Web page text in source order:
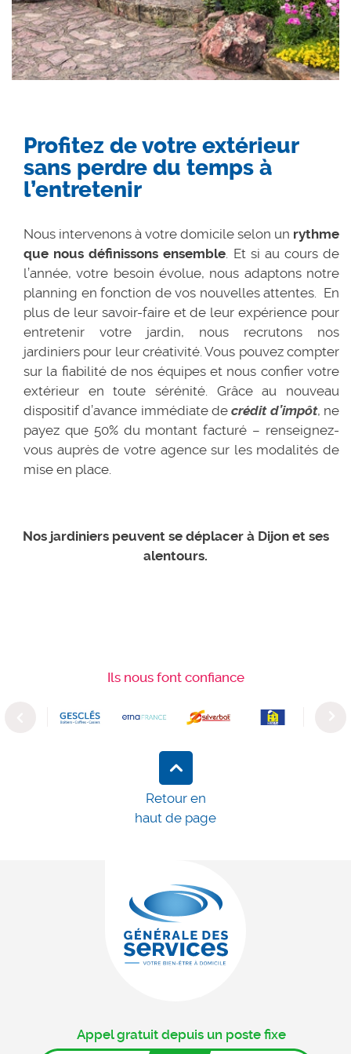
Profitez de votre extérieur
sans perdre du temps à
l’entretenir
Nous intervenons à votre domicile selon un rythme
que nous définissons ensemble. Et si au cours de
l’année, votre besoin évolue, nous adaptons notre
planning en fonction de vos nouvelles attentes. En
plus de leur savoir-faire et de leur expérience pour
entretenir votre jardin, nous recrutons nos
jardiniers pour leur créativité. Vous pouvez compter
sur la fiabilité de nos équipes et nous confier votre
extérieur en toute sérénité. Grâce au nouveau
dispositif d’avance immédiate de crédit d’impôt, ne
payez que 50% du montant facturé – renseignez-
vous auprès de votre agence sur les modalités de
mise en place.
Nos jardiniers peuvent se déplacer à Dijon et ses
alentours.
Ils nous font confiance
Previous Next
Appel gratuit depuis un poste fixe
Retour en
haut de page